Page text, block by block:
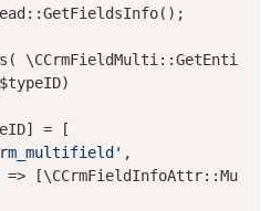
$typeID)
= [
,
=>